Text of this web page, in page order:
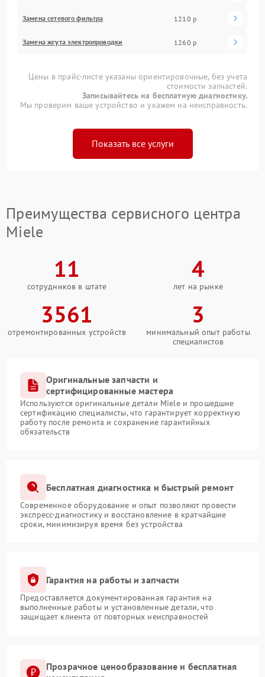
Замена сетевого фильтра 1210 р
Замена жгута электропроводки 1260 р
Цены в прайс-листе указаны ориентировочные, без учета
стоимости запчастей.
Записывайтесь на бесплатную диагностику.
Мы проверим ваше устройство и укажем на неисправность.
Показать все услуги
Преимущества сервисного центра
Miele
11
сотрудников в штате
4
лет на рынке
3561
отремонтированных устройств
3
минимальный опыт работы
специалистов
Оригинальные запчасти и
сертифицированные мастера
Используются оригинальные детали Miele и прошедшие
сертификацию специалисты, что гарантирует корректную
работу после ремонта и сохранение гарантийных
обязательств
Бесплатная диагностика и быстрый ремонт
Современное оборудование и опыт позволяют провести
экспресс-диагностику и восстановление в кратчайшие
сроки, минимизируя время без устройства
Гарантия на работы и запчасти
Предоставляется документированная гарантия на
выполненные работы и установленные детали, что
защищает клиента от повторных неисправностей
Прозрачное ценообразование и бесплатная